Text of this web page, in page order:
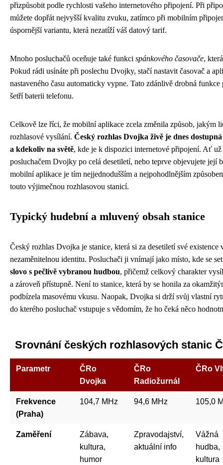
přizpůsobit podle rychlosti vašeho internetového připojení. Při
můžete dopřát nejvyšší kvalitu zvuku, zatímco při mobilním
úspornější variantu, která nezatíží váš datový tarif.
Mnoho posluchačů oceňuje také funkci spánkového časovače,
Pokud rádi usínáte při poslechu Dvojky, stačí nastavit časovač a
nastaveného času automaticky vypne. Tato zdánlivě drobná
šetří baterii telefonu.
Celkově lze říci, že mobilní aplikace zcela změnila způsob, jakým
rozhlasové vysílání. Český rozhlas Dvojka živě je dnes
a kdekoliv na světě, kde je k dispozici internetové připojení. Ať už
posluchačem Dvojky po celá desetiletí, nebo teprve objevujete její
mobilní aplikace je tím nejjednodušším a nejpohodlnějším
touto výjimečnou rozhlasovou stanicí.
Typický hudební a mluvený obsah stanice
Český rozhlas Dvojka je stanice, která si za desetiletí své existence
nezaměnitelnou identitu. Posluchači ji vnímají jako místo, kde se
slovo s pečlivě vybranou hudbou, přičemž celkový charakter
a zároveň přístupně. Není to stanice, která by se honila za
podbízela masovému vkusu. Naopak, Dvojka si drží svůj vlastní
do kterého posluchač vstupuje s vědomím, že ho čeká něco
Srovnání českých rozhlasových stanic
Parametr
ČRo
Dvojka
ČRo
Radiožurnál
ČRo
Frekvence
(Praha)
104,7 MHz 94,6 MHz 105,0
Zaměření
Zábava,
kultura,
humor
Zpravodajství,
aktuální info
Vážná
hudba,
kultura